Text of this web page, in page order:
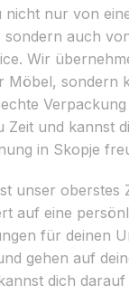
nicht nur von
sondern auch
Wir
Möbel, sondern
Zeit und kannst
in Skopje
unser oberstes
auf eine
für deinen
gehen auf
dich